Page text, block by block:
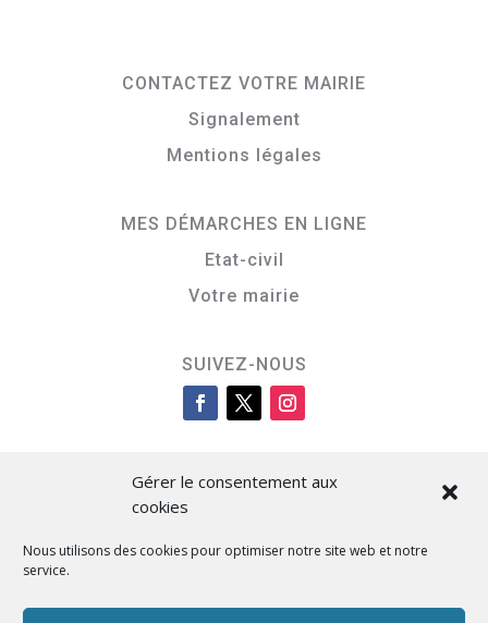
Gérer le consentement aux
cookies
Nous utilisons des cookies pour optimiser notre site web et notre
service.
CONTACTEZ VOTRE MAIRIE
Signalement
Mentions légales
MES DÉMARCHES EN LIGNE
Etat-civil
Votre mairie
SUIVEZ-NOUS
Cità di L’Isula